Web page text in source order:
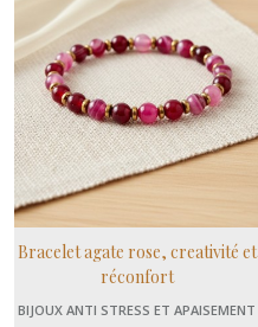
Bracelet agate rose, creativité et
réconfort
BIJOUX ANTI STRESS ET APAISEMENT